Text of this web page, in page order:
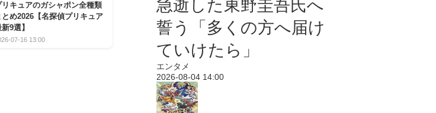
リキュアのガシャポン全種類
とめ2026【名探偵プリキュア
9選】
07-16 13:00
急逝した東野圭吾氏へ
誓う「多くの方へ届け
ていけたら」
エンタメ
2026-08-04 14:00